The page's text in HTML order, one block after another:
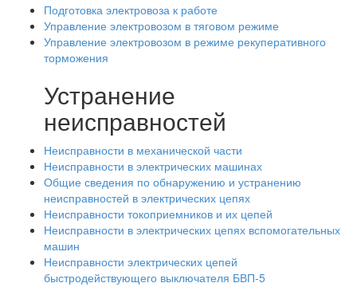
Подготовка электровоза к работе
Управление электровозом в тяговом режиме
Управление электровозом в режиме рекуперативного
торможения
Устранение
неисправностей
Неисправности в механической части
Неисправности в электрических машинах
Общие сведения по обнаружению и устранению
неисправностей в электрических цепях
Неисправности токоприемников и их цепей
Неисправности в электрических цепях вспомогательных
машин
Неисправности электрических цепей
быстродействующего выключателя БВП-5